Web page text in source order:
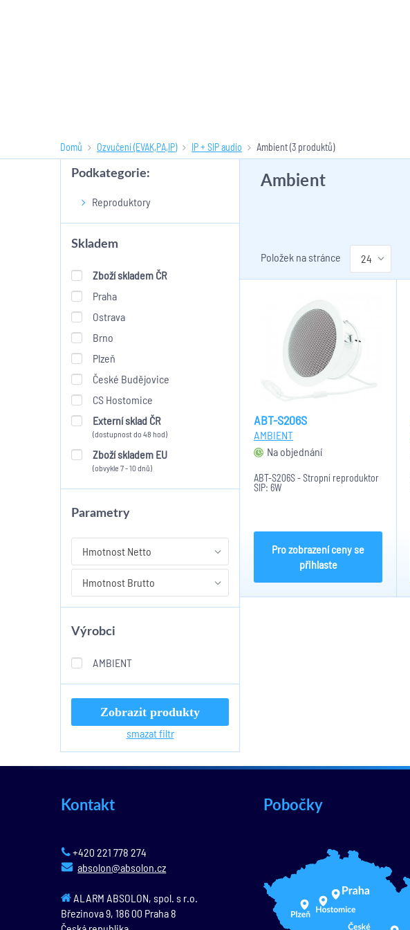
Domů Ozvučení (EVAK,PA,IP) IP + SIP audio Ambient(3 produktů)
Podkategorie:
Reproduktory
Skladem
Zboží skladem ČR
Praha
Ostrava
Brno
Plzeň
České Budějovice
CS Hostomice
Externí sklad ČR
(dostupnost do 48 hod)
Zboží skladem EU
(obvykle 7 - 10 dnů)
Parametry
Hmotnost Netto
Hmotnost Brutto
Výrobci
AMBIENT
Zobrazit produkty
smazat filtr
Ambient
Položek na stránce
ABT-S206S
AMBIENT
Na objednání
ABT-S206S - Stropní reproduktor
SIP: 6W
Pro zobrazení ceny se
přihlaste
Kontakt
+420 221 778 274
absolon@absolon.cz
ALARM ABSOLON, spol. s r.o.
Březinova 9,186 00 Praha 8
Pobočky